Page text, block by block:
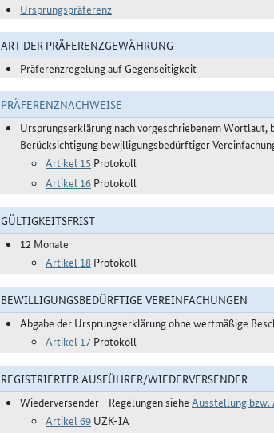
Ursprungspräferenz
ART DER PRÄFERENZGEWÄHRUNG
Präferenzregelung auf Gegenseitigkeit
PRÄFERENZNACHWEISE
Ursprungserklärung nach vorgeschriebenem Wortlaut,
Berücksichtigung bewilligungsbedürftiger
Artikel 15 Protokoll
Artikel 16 Protokoll
GÜLTIGKEITSFRIST
12 Monate
Artikel 18 Protokoll
BEWILLIGUNGSBEDÜRFTIGE VEREINFACHUNGEN
Abgabe der Ursprungserklärung ohne wertmäßige
Artikel 17 Protokoll
REGISTRIERTER AUSFÜHRER/WIEDERVERSENDER
Wiederversender - Regelungen siehe Ausstellung bzw.
Artikel 69 UZK-IA